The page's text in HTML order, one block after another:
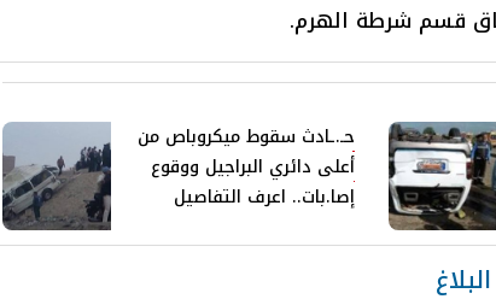
قسم شرطة الهرم.
حـ.ـادث سقوط ميكروباص من
أعلى دائري البراجيل ووقوع
إصا.بات.. اعرف التفاصيل